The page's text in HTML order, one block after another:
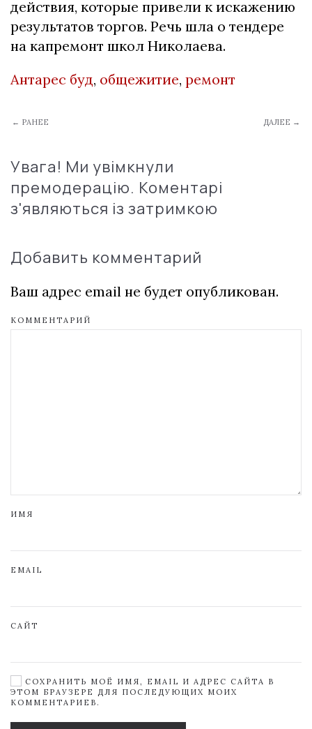
действия, которые привели к искажению
результатов торгов. Речь шла о тендере
на капремонт школ Николаева.
Антарес буд, общежитие, ремонт
← РАНЕЕ ДАЛЕЕ →
Увага! Ми увімкнули
премодерацію. Коментарі
з'являються із затримкою
Добавить комментарий
Ваш адрес email не будет опубликован.
КОММЕНТАРИЙ
ИМЯ
EMAIL
САЙТ
СОХРАНИТЬ МОЁ ИМЯ, EMAIL И АДРЕС САЙТА В
ЭТОМ БРАУЗЕРЕ ДЛЯ ПОСЛЕДУЮЩИХ МОИХ
КОММЕНТАРИЕВ.